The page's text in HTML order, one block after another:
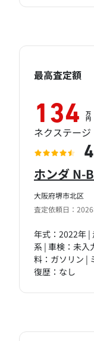
大阪府堺市北区
査定依頼日：
ホンダ N-
年式：2022年 |
系 | 車検：未入
料：ガソリン |
復歴：なし
最高査定額
134 万
円
ネクステージ